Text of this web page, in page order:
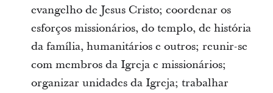
evangelho de Jesus Cristo; coordenar os
esforços missionários, do templo, de história
da família, humanitários e outros; reunir-se
com membros da Igreja e missionários;
organizar unidades da Igreja; trabalhar